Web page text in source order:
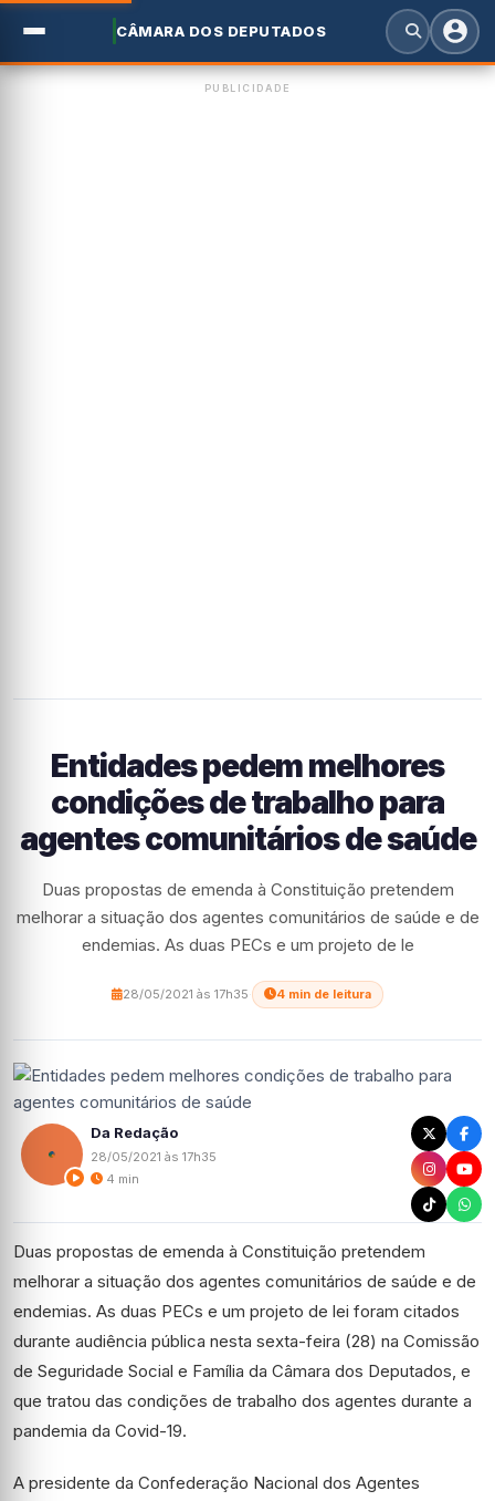
CÂMARA DOS DEPUTADOS
PUBLICIDADE
Entidades pedem melhores
condições de trabalho para
agentes comunitários de saúde
Duas propostas de emenda à Constituição pretendem
melhorar a situação dos agentes comunitários de saúde e de
endemias. As duas PECs e um projeto de le
28/05/2021 às 17h35 4 min de leitura
Da Redação
28/05/2021 às 17h35
4 min
Duas propostas de emenda à Constituição pretendem
melhorar a situação dos agentes comunitários de saúde e de
endemias. As duas PECs e um projeto de lei foram citados
durante audiência pública nesta sexta-feira (28) na Comissão
de Seguridade Social e Família da Câmara dos Deputados, e
que tratou das condições de trabalho dos agentes durante a
pandemia da Covid-19.
A presidente da Confederação Nacional dos Agentes